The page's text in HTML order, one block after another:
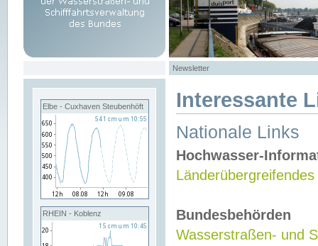
Newsletter
Elbe - Cuxhaven Steubenhöft
RHEIN - Koblenz
Interessante
Nationale Links
Hochwasser-
Bundesbehörden
Wasserstraßen- und